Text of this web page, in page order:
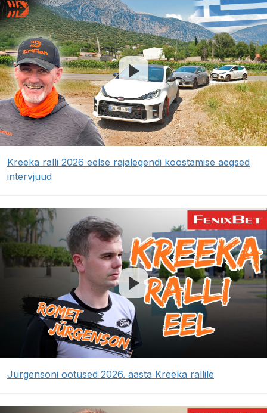
Kreeka ralli 2026 eelse rajalegendi koostamise aegsed
intervjuud
Jürgensoni ootused 2026. aasta Kreeka rallile